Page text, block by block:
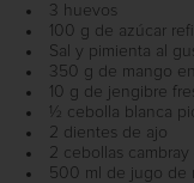
3 huevos
100 g de azúcar
Sal y pimienta al
350 g de mango
10 g de jengibre
½ cebolla blanca
2 dientes de ajo
2 cebollas cambray
500 ml de jugo de